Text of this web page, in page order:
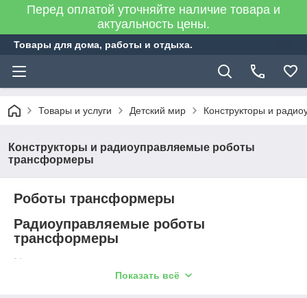
Перед оплатой уточняйте наличие товара и
актуальность цены.
Товары для дома, работы и отдыха.
Товары и услуги Детский мир Конструкторы и
Конструкторы и радиоуправляемые роботы
трансформеры
Роботы трансформеры
Радиоуправляемые роботы
трансформеры
Констукторы
Показать всё